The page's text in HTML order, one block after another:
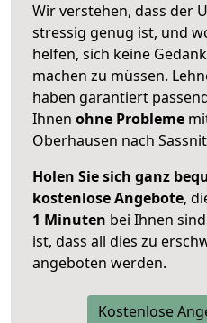
Wir verstehen, dass der
stressig genug ist, und
helfen, sich keine
machen zu müssen.
haben garantiert
Ihnen ohne Probleme
Oberhausen nach
Holen Sie sich ganz
kostenlose Angebote,
1 Minuten bei Ihnen
ist, dass all dies zu
angeboten werden.
Kostenlose